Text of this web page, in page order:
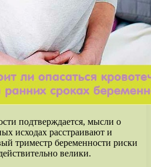
подтверждается, мысли о
исходах расстраивают и
триместр беременности риски
велики.